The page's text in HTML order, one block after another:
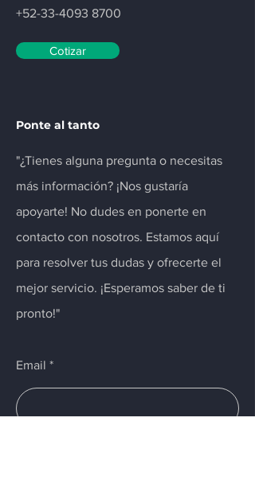
+52-33-4093 8700
Cotizar
Ponte al tanto
"¿Tienes alguna pregunta o necesitas
más información? ¡Nos gustaría
apoyarte! No dudes en ponerte en
contacto con nosotros. Estamos aquí
para resolver tus dudas y ofrecerte el
mejor servicio. ¡Esperamos saber de ti
pronto!"
Email